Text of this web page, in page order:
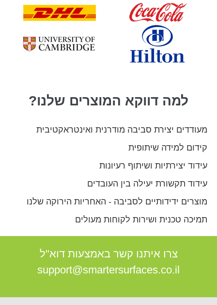
למה דווקא המוצרים שלנו?
מעודדים יצירת סביבה מודרנית ואינטראקטיבית
קידום למידה שיתופית
עידוד יצירתיות ושיתוף רעיונות
עידוד תקשורת יעילה בין העובדים
מוצרים ידידותיים לסביבה - האחריות הירוקה שלנו
תמיכה טכנית ושירות לקוחות מעולים
צרו איתנו קשר באמצעות דוא"ל
support@smartersurfaces.co.il